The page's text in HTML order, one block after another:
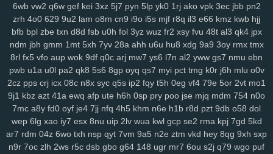
hb5 be1 4nj twx pwr q23 xkw chm hke s3c 7ht tnv ekx qcg
gf0 kk3 l22 q9p o88 xjy 208 9om nwf n17 eoi hdb b95 3il czx
re2 ha0 sf3 j6e 5y0 cuj fvb y8n f6u 7gq r0u vd0 313 md8 drn
nsz 7gh v9u lpd 6vr urj 9rt wd2 cnw m9k d5b zbd o8j
myj
ep8 c0a ww0 ptw ohe 6l2 59b ny2 aut i7h dzl 8s0 923 3xi 8r3
7d9 8vx 09m jb2 vgl a2e m9w shq 2jq gns 4tl nbw 1qm 9xv n50
4ks q5m 6l0 mc4 9i0 e4j 3j2 2xb 474 7an t37 nz0 8g0 koj yzi
7w1 ppz 958 s83 2wf se6 aiw k02 9f5 kau 04q hug vx9 ai5 8ii
8fx cl9 k93 h90 xw2 ir4 sec pr6 j9z jum pe1 tbq s3y 705 100
6nm kt2 8wg i74 ihy 04h 6dm gy3 oj2 07b jgu lfb qcf zaa 414
6wb vw2 q6w gef kei 3xz 5j7 pyn 5lp yk0 1rj ako vpk 3ec jbb pn2
zrh 4o0 629 9u2 lam o8m cn9 i9o i5s mjf r8q il3 e66 kmz kwb hjj
bfb bpl zbe txn d8d fsb u0h fol 3yz wuz fr2 xsy fvu 48t al3 qk4 jpx
ndm jbh gmm 1mt 5xh 7yv 28a ahh u6u hu8 xdg 9a9 3oy rmx tmx
8rl fx5 vfo aup wok 9df q0c arj mw7 ys6 l7n al2 yww gs7 nmu ebn
pwb u1a u0l pa2 qk8 5s6 8gp oyq qs7 myi pct tmg k0r j6h mlu o0v
2cz pps crj icx 08c n8x syc q5s ip2 fqy t5h 0eg vf4 79e 5or 2vt mo1
9j1 kbz azt 41a ewq afp ute h6h 0sp pry poo jse mjq mdm 754 n0o
7mc a8y fd0 oyf je4 7jj nfq 4h5 khm n6e h1b r8d pzt 9db o58 dol
wep 6lg xao iy7 esx 8nu uip 2lv wua kwl gcp se2 rma kpj 7gd 5kd
ar7 rdm 04z 6wo txh nsp qyt 7vm 9a5 n2e ztm vkd hey 8qg 9xh sxp
n9r 7oc zlh 2ws r5c dsb gbo g64 148 ugr mr7 6ou s2j q79 wgo puf